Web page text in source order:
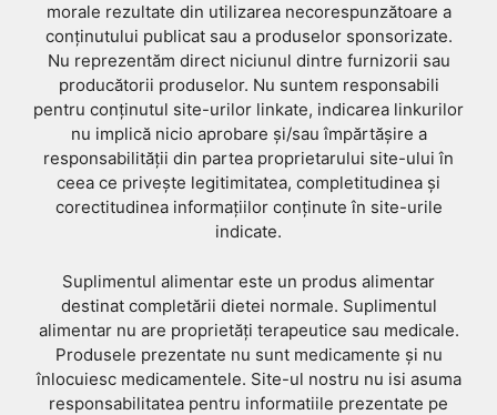
morale rezultate din utilizarea necorespunzătoare a
conținutului publicat sau a produselor sponsorizate.
Nu reprezentăm direct niciunul dintre furnizorii sau
producătorii produselor. Nu suntem responsabili
pentru conținutul site-urilor linkate, indicarea linkurilor
nu implică nicio aprobare și/sau împărtășire a
responsabilității din partea proprietarului site-ului în
ceea ce privește legitimitatea, completitudinea și
corectitudinea informațiilor conținute în site-urile
indicate.
Suplimentul alimentar este un produs alimentar
destinat completării dietei normale. Suplimentul
alimentar nu are proprietăți terapeutice sau medicale.
Produsele prezentate nu sunt medicamente și nu
înlocuiesc medicamentele. Site-ul nostru nu isi asuma
responsabilitatea pentru informatiile prezentate pe